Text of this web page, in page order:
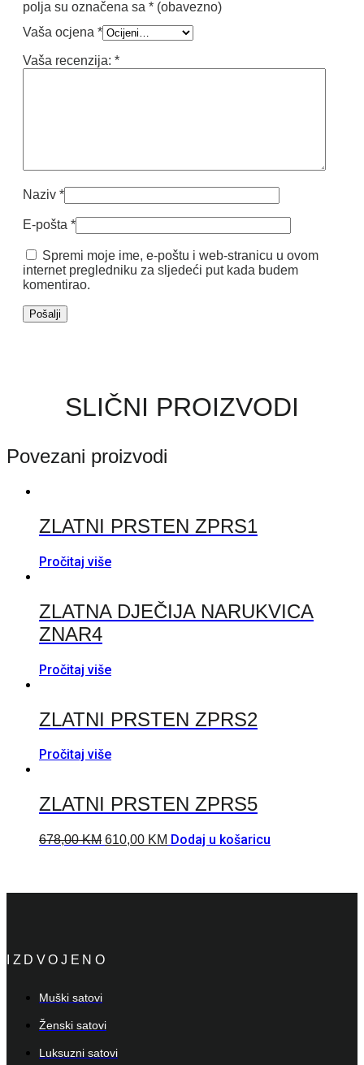
polja su označena sa * (obavezno)
Vaša ocjena *
Vaša recenzija: *
Naziv *
E-pošta *
Spremi moje ime, e-poštu i web-stranicu u ovom
internet pregledniku za sljedeći put kada budem
komentirao.
SLIČNI PROIZVODI
Povezani proizvodi
ZLATNI PRSTEN ZPRS1
Pročitaj više
ZLATNA DJEČIJA NARUKVICA
ZNAR4
Pročitaj više
ZLATNI PRSTEN ZPRS2
Pročitaj više
ZLATNI PRSTEN ZPRS5
678,00KM 610,00 KM Dodaj u košaricu
IZDVOJENO
Muški satovi
Ženski satovi
Luksuzni satovi